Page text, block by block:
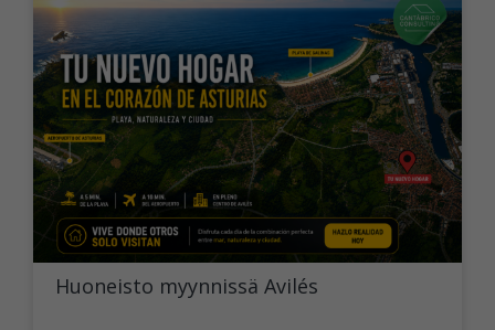
Huoneisto myynnissä Avilés